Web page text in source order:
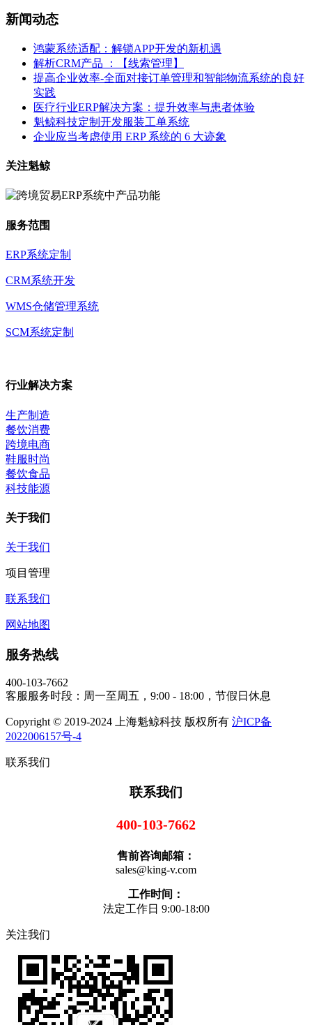
新闻动态
鸿蒙系统适配：解锁APP开发的新机遇
解析CRM产品 ：【线索管理】
提高企业效率-全面对接订单管理和智能物流系统的良好
实践
医疗行业ERP解决方案：提升效率与患者体验
魁鲸科技定制开发服装工单系统
企业应当考虑使用 ERP 系统的 6 大迹象
关注魁鲸
服务范围
ERP系统定制
CRM系统开发
WMS仓储管理系统
SCM系统定制
行业解决方案
生产制造
餐饮消费
跨境电商
鞋服时尚
餐饮食品
科技能源
关于我们
关于我们
项目管理
联系我们
网站地图
服务热线
400-103-7662
客服服务时段：周一至周五，9:00 - 18:00，节假日休息
Copyright © 2019-2024 上海魁鲸科技 版权所有 沪ICP备
2022006157号-4
联系我们
联系我们
400-103-7662
售前咨询邮箱：
sales@king-v.com
工作时间：
法定工作日 9:00-18:00
关注我们